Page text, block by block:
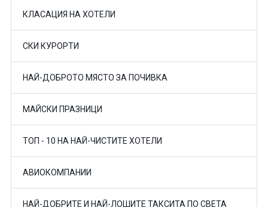
КЛАСАЦИЯ НА ХОТЕЛИ
СКИ КУРОРТИ
НАЙ-ДОБРОТО МЯСТО ЗА ПОЧИВКА
МАЙСКИ ПРАЗНИЦИ
ТОП - 10 НА НАЙ-ЧИСТИТЕ ХОТЕЛИ
АВИОКОМПАНИИ
НАЙ-ДОБРИТЕ И НАЙ-ЛОШИТЕ ТАКСИТА ПО СВЕТА